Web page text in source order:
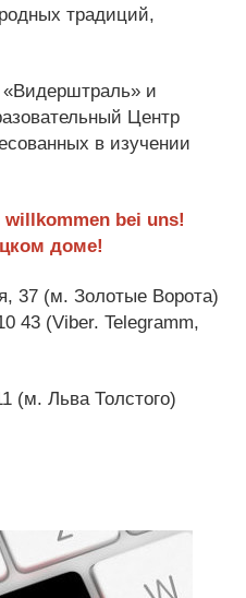
традиций,
и
Центр
в изучении
bei uns!
доме!
37 (м. Золотые Ворота)
43 (Viber. Telegramm,
(м. Льва Толстого)